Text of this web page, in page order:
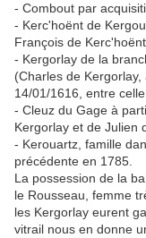
- Combout par
- Kerc'hoënt de
François de
- Kergorlay de la
(Charles de
14/01/1616, entre
- Cleuz du Gage à
Kergorlay et de Julien
- Kerouartz, famille
précédente en 1785.
La possession de la
le Rousseau, femme
les Kergorlay eurent
vitrail nous en donne